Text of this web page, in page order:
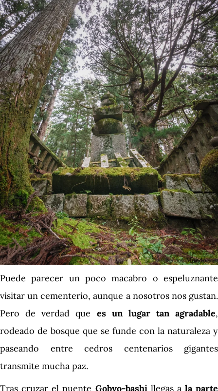
Puede parecer un poco macabro o espeluznante
visitar un cementerio, aunque a nosotros nos gustan.
Pero de verdad que es un lugar tan agradable,
rodeado de bosque que se funde con la naturaleza y
paseando entre cedros centenarios gigantes
transmite mucha paz.
Tras cruzar el puente Gobyo-bashillegas a la parte